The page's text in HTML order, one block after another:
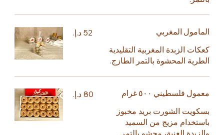
المامول المغربي
كعكات الزبدة المغربية التقليدية
الطرية المحشوة بالتمر الطازج.
معمول فلسطيني ٥٠٠ غرام
بسكويت الشورت بريد مخبوز
باستخدام مزيج من السميد